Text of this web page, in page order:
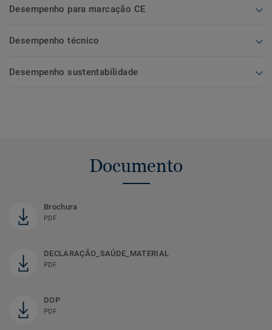
Desempenho para marcação CE
Desempenho técnico
Desempenho sustentabilidade
Documento
Brochura
PDF
DECLARAÇÃO_SAÚDE_MATERIAL
PDF
DOP
PDF